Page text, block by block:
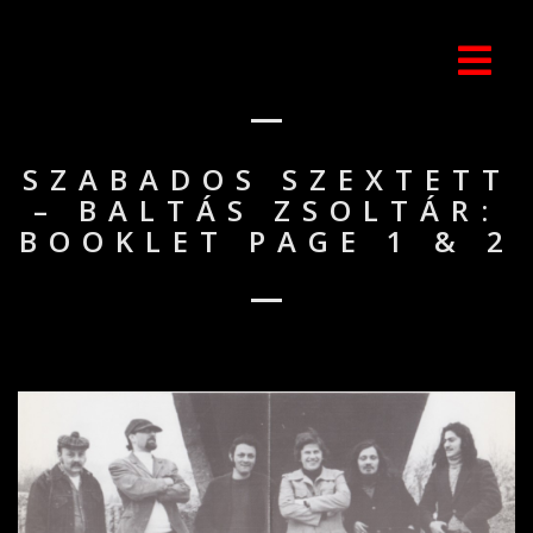
SZABADOS SZEXTETT
– BALTÁS ZSOLTÁR:
BOOKLET PAGE 1 & 2